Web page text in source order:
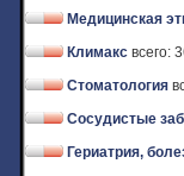
Медицинская
Климакс всего:
Стоматология
Сосудистые
Гериатрия,